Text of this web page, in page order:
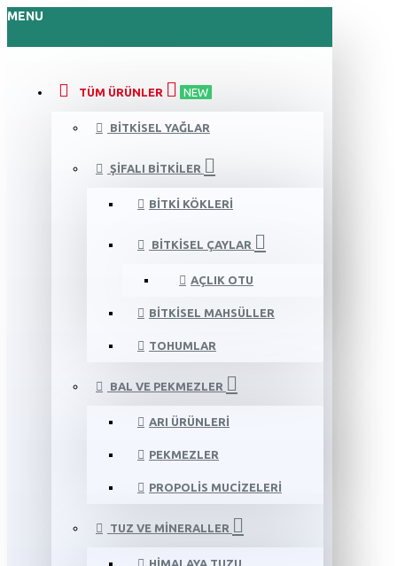
MENU
TÜM ÜRÜNLER NEW
BITKISEL YAĞLAR
ŞIFALI BITKILER
BITKI KÖKLERI
BITKISEL ÇAYLAR
AÇLIK OTU
BITKISEL MAHSÜLLER
TOHUMLAR
BAL VE PEKMEZLER
ARI ÜRÜNLERI
PEKMEZLER
PROPOLIS MUCIZELERI
TUZ VE MINERALLER
HIMALAYA TUZU